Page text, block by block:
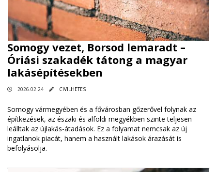
Somogy vezet, Borsod lemaradt –
Óriási szakadék tátong a magyar
lakásépítésekben
2026.02.24 CIVILHETES
Somogy vármegyében és a fővárosban gőzerővel folynak az
építkezések, az északi és alföldi megyékben szinte teljesen
leálltak az újlakás-átadások. Ez a folyamat nemcsak az új
ingatlanok piacát, hanem a használt lakások árazását is
befolyásolja.